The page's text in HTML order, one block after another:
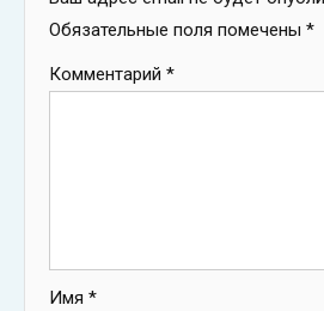
Обязательные поля помечены *
Комментарий *
Имя *